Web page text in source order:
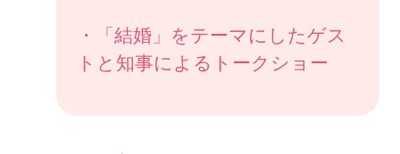
・「結婚」をテーマにしたゲス
トと知事によるトークショー